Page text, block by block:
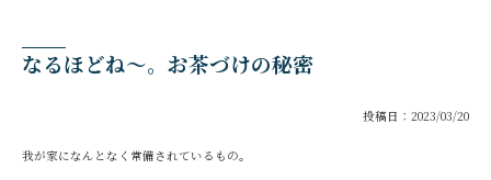
なるほどね～。お茶づけの秘密
投稿日：2023/03/20
我が家になんとなく常備されているもの。